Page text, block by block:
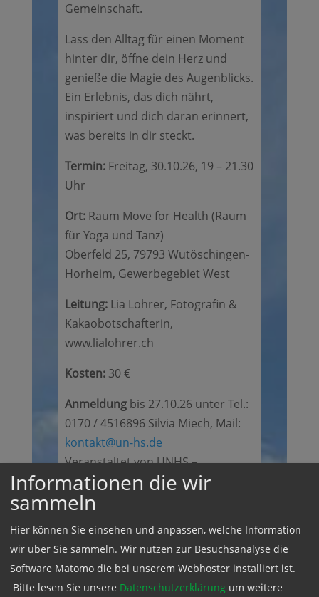
Gemeinschaft.
Lass den Alltag für einen Moment
hinter dir, öffne dein Herz und
genieße die Magie des Augenblicks.
Ein Erlebnis, das dich nährt,
inspiriert und dich daran erinnert,
was bereits in dir steckt.
Termin:Freitag, 30.10.26, 19 – 21.30
Uhr
Ort:Raum Move for Health (Raum
für Yoga und Tanz)
Oberfeld 25, 79793 Wutöschingen-
Horheim, Gewerbegebiet West
Leitung:Lia Lohrer, Fotografin &
Kakaobotschafterin,
www.lialohrer.ch
Kosten:30 €
Anmeldungbis 27.10.26 unter Tel.:
0170 / 4516896 Silvia Miech, Mail:
kontakt@un-hs.de
Veranstaltet von UNHS –
Unternehmerinnennetzwerk
Hochrhein-Südschwarzwald
Zurück
Informationen die wir
sammeln
Hier können Sie einsehen und anpassen, welche Information
wir über Sie sammeln. Wir nutzen zur Besuchsanalyse die
Software Matomo die bei unserem Webhoster installiert ist.
Bitte lesen Sie unsere Datenschutzerklärung um weitere